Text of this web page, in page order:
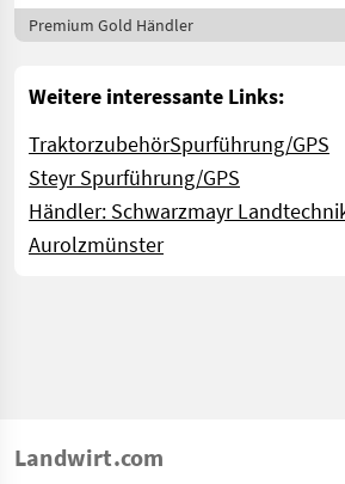
Premium Gold Händler
Weitere interessante Links:
TraktorzubehörSpurführung/GPS
Steyr Spurführung/GPS
Händler: Schwarzmayr
Aurolzmünster
Landwirt.com